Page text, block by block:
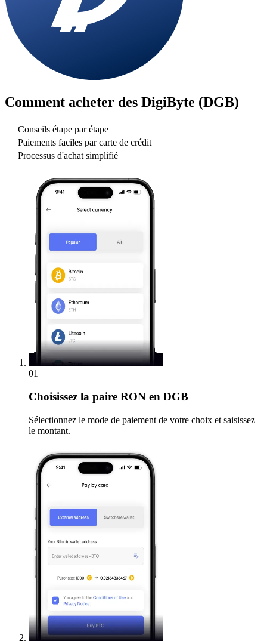
Comment acheter des DigiByte (DGB)
Conseils étape par étape
Paiements faciles par carte de crédit
Processus d'achat simplifié
01
Choisissez la paire RON en DGB
Sélectionnez le mode de paiement de votre choix et saisissez
le montant.